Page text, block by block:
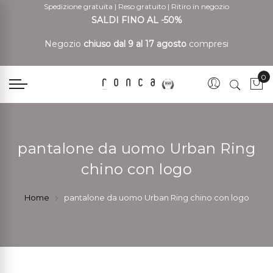
Spedizione gratuita | Reso gratuito | Ritiro in negozio
SALDI FINO AL -50%
Negozio chiuso dal 9 al 17 agosto compresi
0
pantalone da uomo Urban Ring
chino con logo
Home pantalone da uomo Urban Ring chino con logo